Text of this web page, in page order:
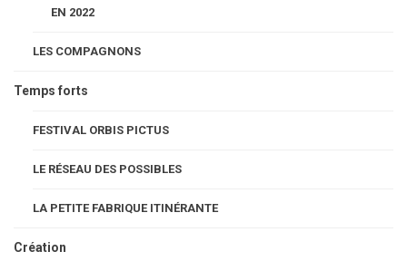
EN 2022
LES COMPAGNONS
Temps forts
FESTIVAL ORBIS PICTUS
LE RÉSEAU DES POSSIBLES
LA PETITE FABRIQUE ITINÉRANTE
Création
PROGRAMMATION
Cie Drolatic Industry
Directement inspiré de Don Quichotte, du Baron de
est un grand affabulateur, un diseur de bobards, un raconteur